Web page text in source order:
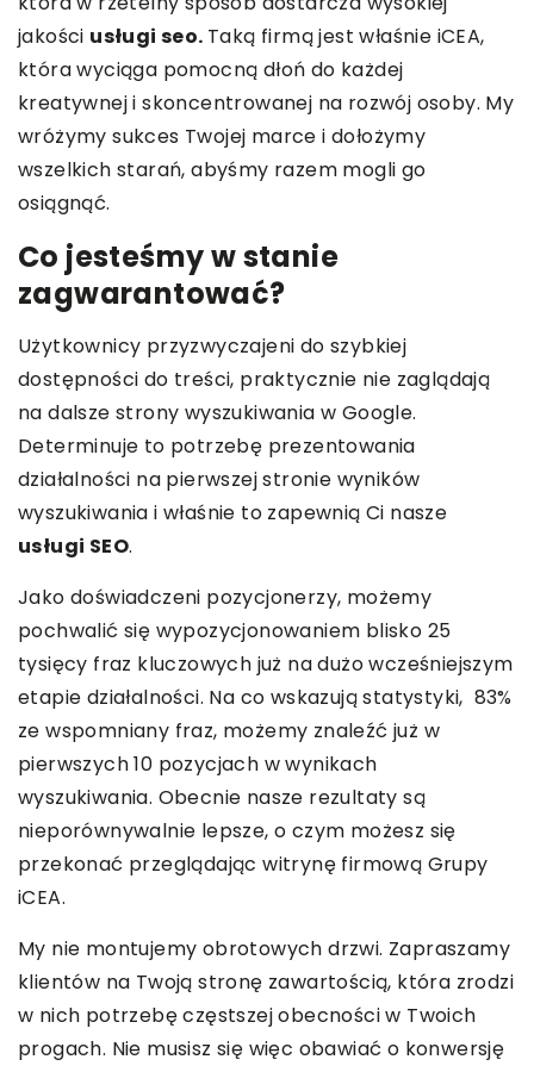
jakości usługi seo. Taką firmą jest właśnie iCEA,
która wyciąga pomocną dłoń do każdej
kreatywnej i skoncentrowanej na rozwój osoby. My
wróżymy sukces Twojej marce i dołożymy
wszelkich starań, abyśmy razem mogli go
osiągnąć.
Co jesteśmy w stanie
zagwarantować?
Użytkownicy przyzwyczajeni do szybkiej
dostępności do treści, praktycznie nie zaglądają
na dalsze strony wyszukiwania w Google.
Determinuje to potrzebę prezentowania
działalności na pierwszej stronie wyników
wyszukiwania i właśnie to zapewnią Ci nasze
usługi SEO.
Jako doświadczeni pozycjonerzy, możemy
pochwalić się wypozycjonowaniem blisko 25
tysięcy fraz kluczowych już na dużo wcześniejszym
etapie działalności. Na co wskazują statystyki, 83%
ze wspomniany fraz, możemy znaleźć już w
pierwszych 10 pozycjach w wynikach
wyszukiwania. Obecnie nasze rezultaty są
nieporównywalnie lepsze, o czym możesz się
przekonać przeglądając witrynę firmową Grupy
iCEA.
My nie montujemy obrotowych drzwi. Zapraszamy
klientów na Twoją stronę zawartością, która zrodzi
w nich potrzebę częstszej obecności w Twoich
progach. Nie musisz się więc obawiać o konwersję